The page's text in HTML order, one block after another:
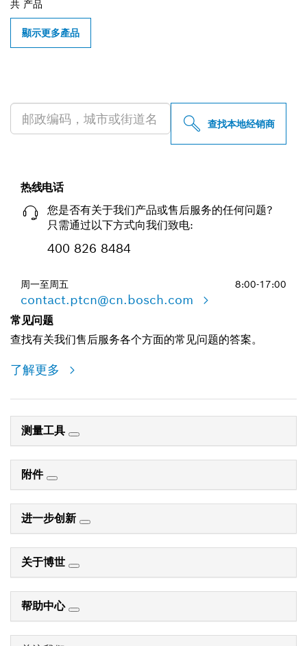
共 产品
顯示更多產品
查找本地经销商
热线电话
您是否有关于我们产品或售后服务的任何问题?
只需通过以下方式向我们致电:
400 826 8484
周一至周五 8:00-17:00
contact.ptcn@cn.bosch.com
常见问题
查找有关我们售后服务各个方面的常见问题的答案。
了解更多
测量工具
附件
进一步创新
关于博世
帮助中心